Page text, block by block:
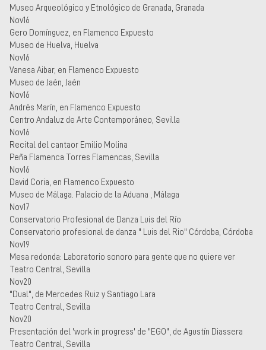
Museo Arqueológico y Etnológico de Granada, Granada
Nov16
Gero Domínguez, en Flamenco Expuesto
Museo de Huelva, Huelva
Nov16
Vanesa Aibar, en Flamenco Expuesto
Museo de Jaén, Jaén
Nov16
Andrés Marín, en Flamenco Expuesto
Centro Andaluz de Arte Contemporáneo, Sevilla
Nov16
Recital del cantaor Emilio Molina
Peña Flamenca Torres Flamencas, Sevilla
Nov16
David Coria, en Flamenco Expuesto
Museo de Málaga. Palacio de la Aduana , Málaga
Nov17
Conservatorio Profesional de Danza Luis del Río
Conservatorio profesional de danza " Luis del Rio" Córdoba, Córdoba
Nov19
Mesa redonda: Laboratorio sonoro para gente que no quiere ver
Teatro Central, Sevilla
Nov20
"Dual", de Mercedes Ruiz y Santiago Lara
Teatro Central, Sevilla
Nov20
Presentación del 'work in progress' de "EGO", de Agustín Diassera
Teatro Central, Sevilla